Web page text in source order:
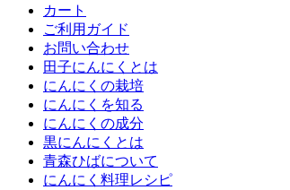
カート
ご利用ガイド
お問い合わせ
田子にんにくとは
にんにくの栽培
にんにくを知る
にんにくの成分
黒にんにくとは
青森ひばについて
にんにく料理レシピ